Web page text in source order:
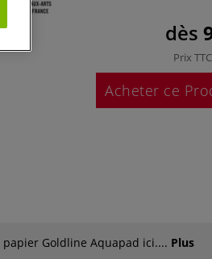
dès
Prix TTC
Acheter ce
Goldline Aquapad ici.... Plus